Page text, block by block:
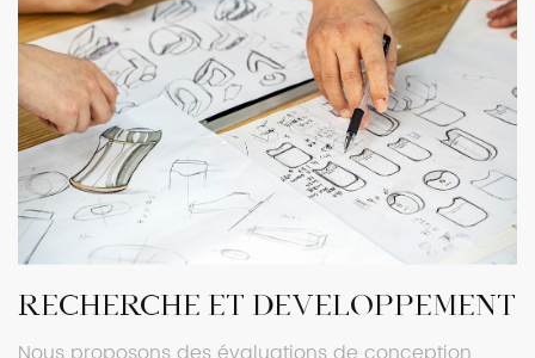
Recherche et développement